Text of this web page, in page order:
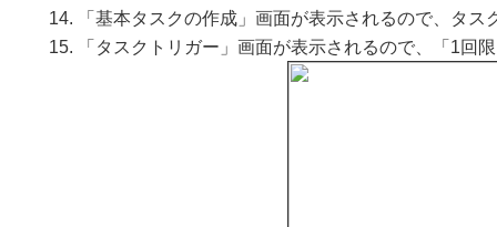
「基本タスクの作成」画面が表示されるので、タ
「タスクトリガー」画面が表示されるので、「1回